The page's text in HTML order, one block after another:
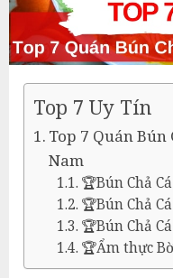
Top 7 Uy Tín
Top 7 Quán Bún
Nam
🏆Bún Chả
🏆Bún Chả
🏆Bún Chả
🏆Ẩm thực